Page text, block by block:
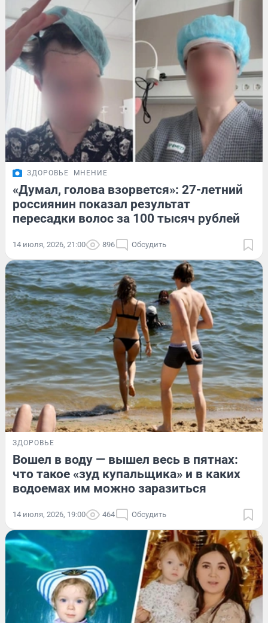
ЗДОРОВЬЕ МНЕНИЕ
«Думал, голова взорвется»: 27-летний
россиянин показал результат
пересадки волос за 100 тысяч рублей
14 июля, 2026, 21:00 896 Обсудить
ЗДОРОВЬЕ
Вошел в воду — вышел весь в пятнах:
что такое «зуд купальщика» и в каких
водоемах им можно заразиться
14 июля, 2026, 19:00 464 Обсудить